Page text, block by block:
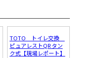
TOTO トイレ交換
ピュアレストQR タン
ク式【現場レポート】